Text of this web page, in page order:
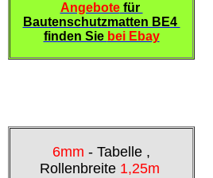
Angebotefür
Bautenschutzmatten BE4
finden Sie bei Ebay
6mm - Tabelle ,
Rollenbreite 1,25m